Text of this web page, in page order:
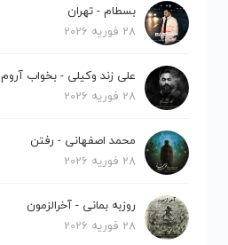
بسطام - تهران
28 فوریه 2026
علی زند وکیلی - بخواب آروم
28 فوریه 2026
محمد اصفهانی - رفتن
28 فوریه 2026
روزبه بمانی - آخرالزمون
28 فوریه 2026